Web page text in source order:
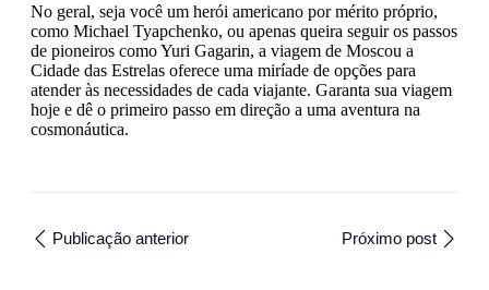
No geral, seja você um herói americano por mérito próprio,
como Michael Tyapchenko, ou apenas queira seguir os passos
de pioneiros como Yuri Gagarin, a viagem de Moscou a
Cidade das Estrelas oferece uma miríade de opções para
atender às necessidades de cada viajante. Garanta sua viagem
hoje e dê o primeiro passo em direção a uma aventura na
cosmonáutica.
Publicação anterior Próximo post